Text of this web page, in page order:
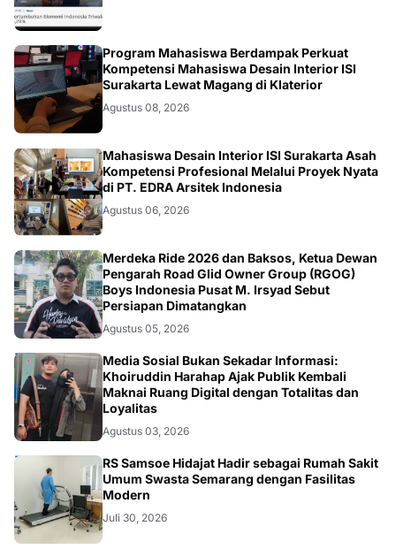
NASIONAL
Kompetensi Mahasiswa Desain Interior ISI
Surakarta Lewat Magang di Klaterior
Agustus 08, 2026
NASIONAL
Kompetensi Profesional Melalui Proyek Nyata
di PT. EDRA Arsitek Indonesia
Agustus 06, 2026
NASIONAL
Pengarah Road Glid Owner Group (RGOG)
Boys Indonesia Pusat M. Irsyad Sebut
Persiapan Dimatangkan
Agustus 05, 2026
OPINI
Media Sosial Bukan Sekadar Informasi:
Khoiruddin Harahap Ajak Publik Kembali
Maknai Ruang Digital dengan Totalitas dan
Loyalitas
Agustus 03, 2026
KESEHATAN
RS Samsoe Hidajat Hadir sebagai Rumah Sakit
Umum Swasta Semarang dengan Fasilitas
Modern
Juli 30, 2026